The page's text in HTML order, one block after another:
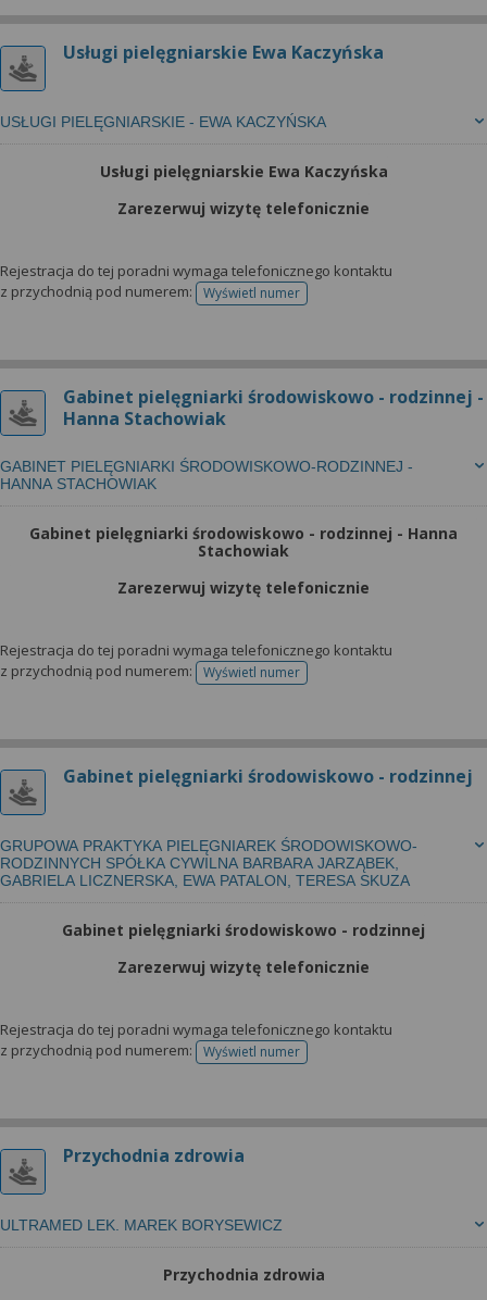
Usługi pielęgniarskie Ewa Kaczyńska
USŁUGI PIELĘGNIARSKIE - EWA KACZYŃSKA
Usługi pielęgniarskie Ewa Kaczyńska
Zarezerwuj wizytę telefonicznie
Rejestracja do tej poradni wymaga telefonicznego kontaktu
z przychodnią pod numerem:
Wyświetl numertelefonu do rejestracji
Gabinet pielęgniarki środowiskowo - rodzinnej -
Hanna Stachowiak
GABINET PIELĘGNIARKI ŚRODOWISKOWO-RODZINNEJ -
HANNA STACHOWIAK
Gabinet pielęgniarki środowiskowo - rodzinnej - Hanna
Stachowiak
Zarezerwuj wizytę telefonicznie
Rejestracja do tej poradni wymaga telefonicznego kontaktu
z przychodnią pod numerem:
Wyświetl numertelefonu do rejestracji
Gabinet pielęgniarki środowiskowo - rodzinnej
GRUPOWA PRAKTYKA PIELĘGNIAREK ŚRODOWISKOWO-
RODZINNYCH SPÓŁKA CYWILNA BARBARA JARZĄBEK,
GABRIELA LICZNERSKA, EWA PATALON, TERESA SKUZA
Gabinet pielęgniarki środowiskowo - rodzinnej
Zarezerwuj wizytę telefonicznie
Rejestracja do tej poradni wymaga telefonicznego kontaktu
z przychodnią pod numerem:
Wyświetl numertelefonu do rejestracji
Przychodnia zdrowia
ULTRAMED LEK. MAREK BORYSEWICZ
Przychodnia zdrowia